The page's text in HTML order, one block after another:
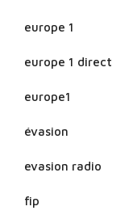
europe 1
europe 1 direct
europe1
évasion
evasion radio
fip